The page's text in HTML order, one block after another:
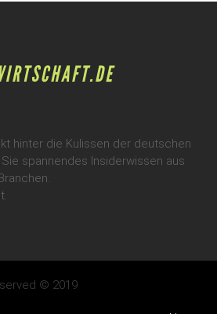
hinter die Kulissen der deutschen
spannendes Insiderwissen aus
© 2019